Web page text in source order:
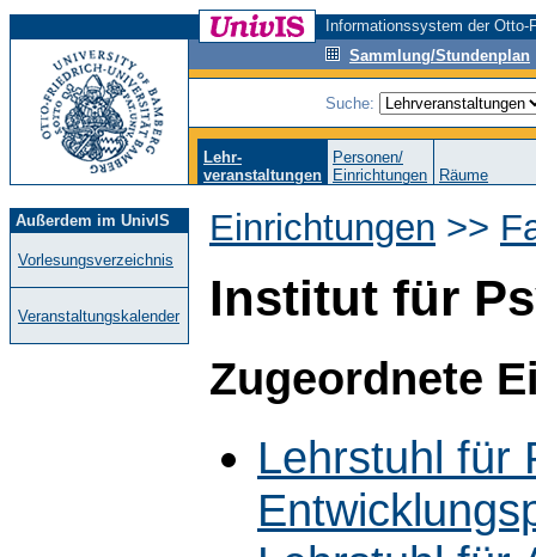
Informationssystem der
Sammlung/Stundenplan
Suche:
Lehr-
veranstaltungen
Personen/
Einrichtungen
Räume
Außerdem im UnivIS
Vorlesungsverzeichnis
Veranstaltungskalender
Einrichtungen >>
Institut für
Zugeordnete
Lehrstuhl für